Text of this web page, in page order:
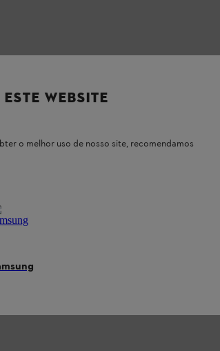
WEBSITE
o melhor uso de nosso site, recomendamos